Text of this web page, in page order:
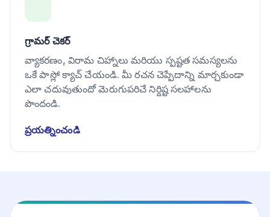
గ్రామర్ చెకర్
వ్యాకరణం, విరామ చిహ్నాలు మరియు స్పష్టత సమస్యలను
ఒకే పాస్లో క్యాచ్ చేయండి. మీ రచన చెప్పేదాన్ని మార్చకుండా
ఎలా చదువుతుందో మెరుగుపరిచే నిర్దిష్ట సలహాలను
పొందండి.
ప్రయత్నించండి